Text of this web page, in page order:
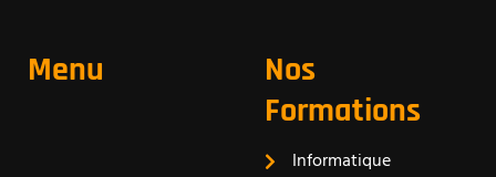
Menu
Nos
Formations
Informatique